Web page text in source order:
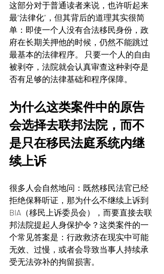
这部分对于普通读者来说，也许听起来
最“法律化”，但其背后的道理其实很简
单：即使一个人没有合法移民身份，政
府在长期关押他的时候，仍然不能跳过
最基本的法律程序。 只要一个人的自由
被剥夺，法院就会认真审查这种剥夺是
否有足够的法律基础和程序保障。
为什么这类案件中的原告
会选择去联邦法院，而不
是只在移民法庭系统内继
续上诉
很多人会自然地问：既然移民法官已经
拒绝保释听证，那为什么不继续上诉到
BIA（移民上诉委员会），而要直接去联
邦法院提起人身保护令？这类案件的一
个常见答案是：行政救济在现实中可能
无效、过慢，或者会导致当事人持续承
受无法弥补的拘留损害。